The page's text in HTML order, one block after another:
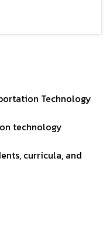
Technology
technology
curricula, and